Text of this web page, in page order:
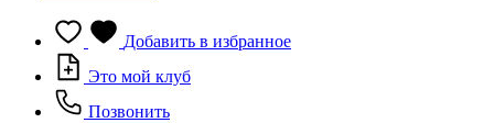
Добавить в избранное
Это мой клуб
Позвонить